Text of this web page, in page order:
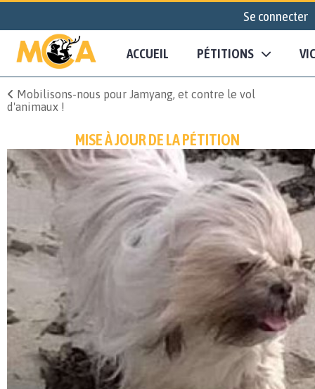
Se connecter
ACCUEIL PÉTITIONS
Mobilisons-nous pour Jamyang, et contre le vol
d'animaux !
MISE À JOUR DE LA PÉTITION